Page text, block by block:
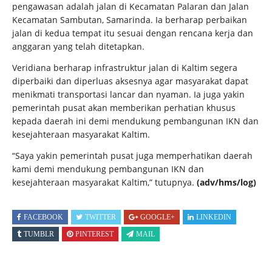
pengawasan adalah jalan di Kecamatan Palaran dan Jalan
Kecamatan Sambutan, Samarinda. Ia berharap perbaikan
jalan di kedua tempat itu sesuai dengan rencana kerja dan
anggaran yang telah ditetapkan.
Veridiana berharap infrastruktur jalan di Kaltim segera
diperbaiki dan diperluas aksesnya agar masyarakat dapat
menikmati transportasi lancar dan nyaman. Ia juga yakin
pemerintah pusat akan memberikan perhatian khusus
kepada daerah ini demi mendukung pembangunan IKN dan
kesejahteraan masyarakat Kaltim.
“Saya yakin pemerintah pusat juga memperhatikan daerah
kami demi mendukung pembangunan IKN dan
kesejahteraan masyarakat Kaltim,” tutupnya. (adv/hms/log)
FACEBOOK TWITTER GOOGLE+
LINKEDIN
TUMBLR
PINTEREST MAIL